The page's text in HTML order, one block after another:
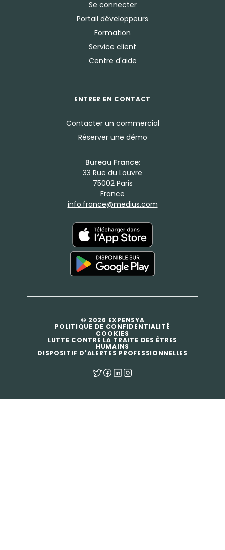
Se connecter
Portail développeurs
Formation
Service client
Centre d'aide
ENTRER EN CONTACT
Contacter un commercial
Réserver une démo
Bureau France:
33 Rue du Louvre
75002 Paris
France
info.france@medius.com
© 2026 EXPENSYA
POLITIQUE DE CONFIDENTIALITÉ
COOKIES
LUTTE CONTRE LA TRAITE DES ÊTRES
HUMAINS
DISPOSITIF D'ALERTES PROFESSIONNELLES